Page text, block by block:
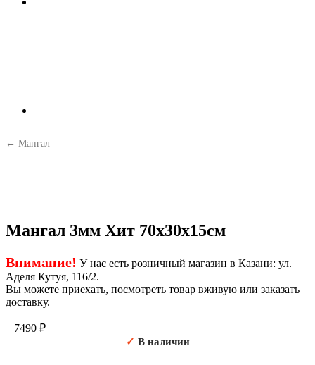
← Мангал
Мангал 3мм Хит 70х30х15см
Внимание! У нас есть розничный магазин в Казани: ул.
Аделя Кутуя, 116/2.
Вы можете приехать, посмотреть товар вживую или заказать
доставку.
7490 ₽
✓ В наличии